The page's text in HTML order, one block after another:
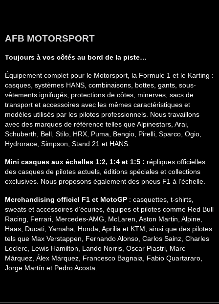
AFB MOTORSPORT
Toujours à vos côtés au bord de la piste…
Équipement complet pour le Motorsport, la Formule 1 et le Karting :
casques, systèmes HANS, combinaisons, bottes, gants, sous-
vêtements ignifugés, protections de côtes, minerves, sacs de
transport et accessoires avec les mêmes caractéristiques et
modèles utilisés par les pilotes professionnels. Nous travaillons
avec des marques de référence telles que Alpinestars, Arai,
Schuberth, Bell, Stilo, HRX, Puma, Bengio, Pirelli, Sparco, Ogio,
Hydrorace, Simpson, Stand 21 et HANS.
Mini casques aux échelles 1:2, 1:4 et 1:5 : répliques officielles
des casques de pilotes actuels, éditions spéciales et collections
exclusives. Nous proposons également des pneus F1 à l’échelle.
Merchandising officiel F1 et MotoGP : casquettes, t-shirts,
sweats et accessoires d’écuries, équipes et pilotes comme Red Bull
Racing, Ferrari, Mercedes-AMG, McLaren, Aston Martin, Alpine,
Haas, Ducati, Yamaha, Honda, Aprilia et KTM, ainsi que des pilotes
tels que Max Verstappen, Fernando Alonso, Carlos Sainz, Charles
Leclerc, Lewis Hamilton, Lando Norris, Oscar Piastri, Marc
Márquez, Álex Márquez, Francesco Bagnaia, Fabio Quartararo,
Jorge Martín et Pedro Acosta.